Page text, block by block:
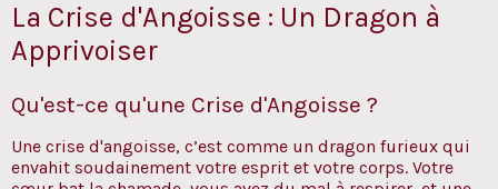
La Crise d'Angoisse : Un Dragon à
Apprivoiser
Qu'est-ce qu'une Crise d'Angoisse ?
Une crise d'angoisse, c’est comme un dragon furieux qui
envahit soudainement votre esprit et votre corps. Votre